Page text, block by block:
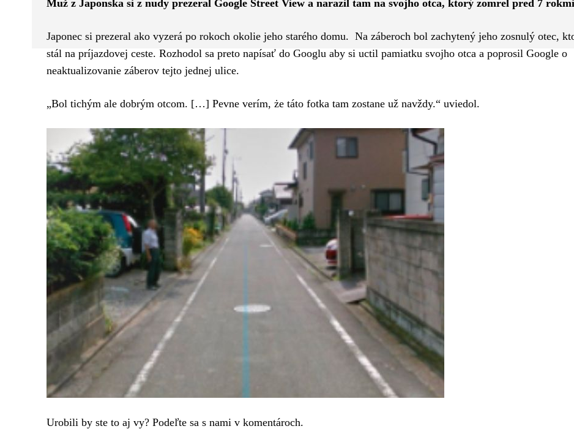
Muž z Japonska si z nudy prezeral Google Street View a narazil tam na svojho otca, ktorý zomrel pred 7
Japonec si prezeral ako vyzerá po rokoch okolie jeho starého domu. Na záberoch bol zachytený jeho zosnulý otec,
stál na príjazdovej ceste. Rozhodol sa preto napísať do Googlu aby si uctil pamiatku svojho otca a poprosil Google o
neaktualizovanie záberov tejto jednej ulice.
„Bol tichým ale dobrým otcom. […] Pevne verím, że táto fotka tam zostane už navždy.“ uviedol.
Urobili by ste to aj vy? Podeľte sa s nami v komentároch.